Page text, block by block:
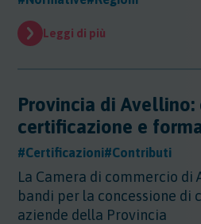
Leggi di più
Provincia di
certificazione e
#Certificazioni#Contributi
La Camera di commercio di
bandi per la concessione di
aziende della Provincia